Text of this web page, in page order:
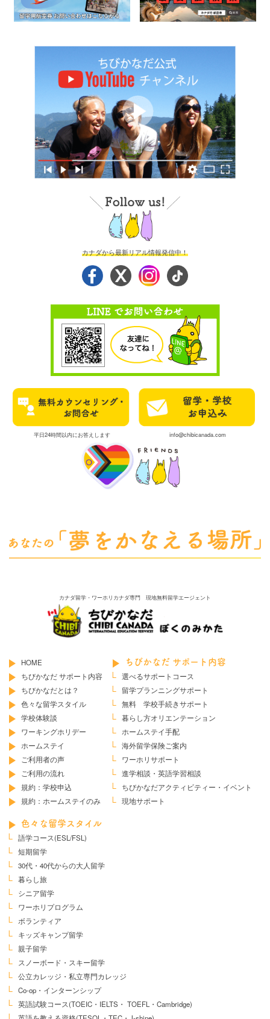
カナダから最新リアル情報発信中！
平日24時間以内にお答えします info@chibicanada.com
カナダ留学・ワーホリカナダ専門 現地無料留学エージェント
HOME
ちびかなだ サポート内容
ちびかなだとは？
色々な留学スタイル
学校体験談
ワーキングホリデー
ホームステイ
ご利用者の声
ご利用の流れ
規約：学校申込
規約：ホームステイのみ
ちびかなだ サポート内容
選べるサポートコース
留学プランニングサポート
無料 学校手続きサポート
暮らし方オリエンテーション
ホームステイ手配
海外留学保険ご案内
ワーホリサポート
進学相談・英語学習相談
ちびかなだアクティビティー・イベント
現地サポート
色々な留学スタイル
語学コース(ESL/FSL)
短期留学
30代・40代からの大人留学
暮らし旅
シニア留学
ワーホリプログラム
ボランティア
キッズキャンプ留学
親子留学
スノーボード・スキー留学
公立カレッジ・私立専門カレッジ
Co-op・インターンシップ
英語試験コース(TOEIC・IELTS・ TOEFL・Cambridge)